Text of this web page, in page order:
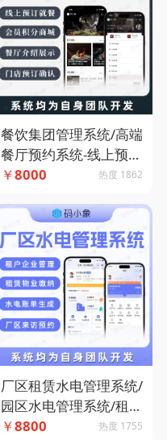
餐饮集团管理系统/高端
餐厅预约系统-线上预订
就餐- 会员积分商城- 门
￥8000 热度 1862
厂区租赁水电管理系统/
园区水电管理系统/租户
企业管理-租赁物业缴
￥8800 热度 1755